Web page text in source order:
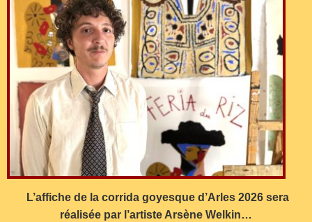
L’affiche de la corrida goyesque d’Arles 2026 sera
réalisée par l’artiste Arsène Welkin…